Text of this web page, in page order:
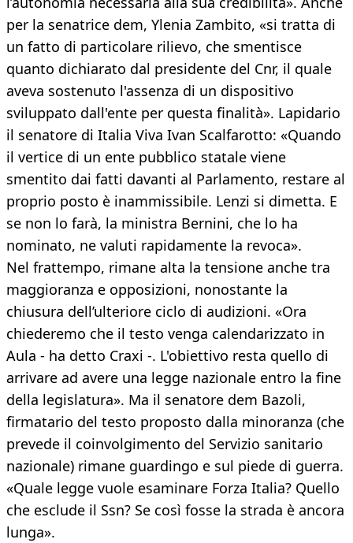
per la senatrice dem, Ylenia Zambito, «si tratta di
un fatto di particolare rilievo, che smentisce
quanto dichiarato dal presidente del Cnr, il quale
aveva sostenuto l'assenza di un dispositivo
sviluppato dall'ente per questa finalità». Lapidario
il senatore di Italia Viva Ivan Scalfarotto: «Quando
il vertice di un ente pubblico statale viene
smentito dai fatti davanti al Parlamento, restare al
proprio posto è inammissibile. Lenzi si dimetta. E
se non lo farà, la ministra Bernini, che lo ha
nominato, ne valuti rapidamente la revoca».
Nel frattempo, rimane alta la tensione anche tra
maggioranza e opposizioni, nonostante la
chiusura dell’ulteriore ciclo di audizioni. «Ora
chiederemo che il testo venga calendarizzato in
Aula - ha detto Craxi -. L'obiettivo resta quello di
arrivare ad avere una legge nazionale entro la fine
della legislatura». Ma il senatore dem Bazoli,
firmatario del testo proposto dalla minoranza (che
prevede il coinvolgimento del Servizio sanitario
nazionale) rimane guardingo e sul piede di guerra.
«Quale legge vuole esaminare Forza Italia? Quello
che esclude il Ssn? Se così fosse la strada è ancora
lunga».